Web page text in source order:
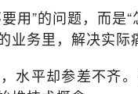
用”的问题，而是
务里，解决实际
水平却参差不齐